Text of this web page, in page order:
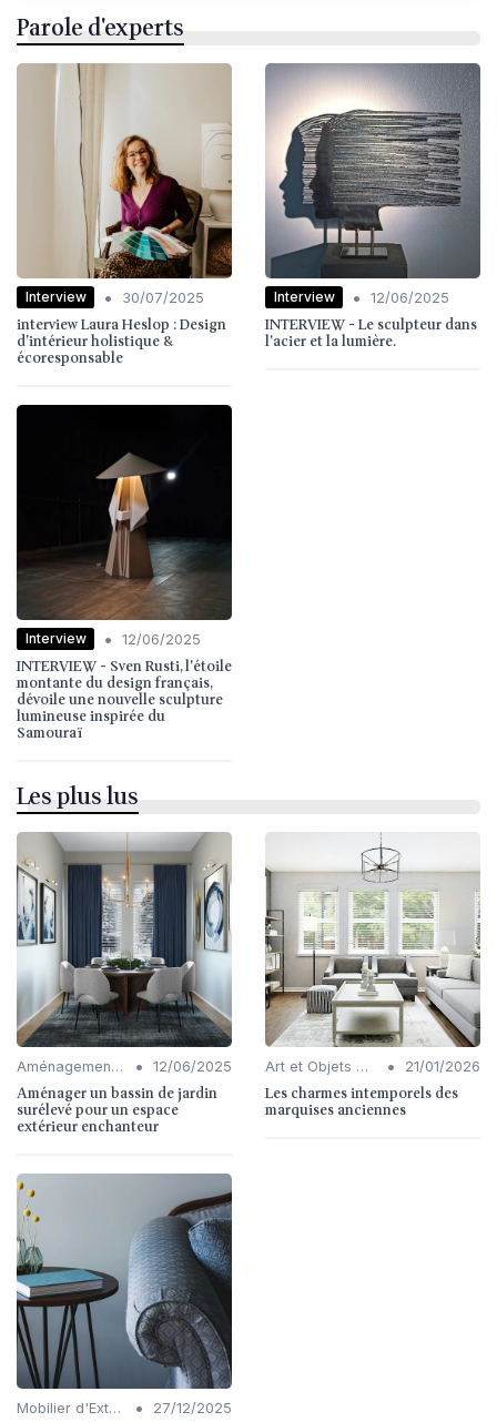
Parole d'experts
Interview • 30/07/2025
interview Laura Heslop : Design
d’intérieur holistique &
écoresponsable
Interview • 12/06/2025
INTERVIEW - Le sculpteur dans
l'acier et la lumière.
Interview • 12/06/2025
INTERVIEW - Sven Rusti, l'étoile
montante du design français,
dévoile une nouvelle sculpture
lumineuse inspirée du
Samouraï
Les plus lus
Aménagement de Jardins et Terrasses • 12/06/2025
Aménager un bassin de jardin
surélevé pour un espace
extérieur enchanteur
Art et Objets Décoratifs • 21/01/2026
Les charmes intemporels des
marquises anciennes
Mobilier d'Extérieur • 27/12/2025